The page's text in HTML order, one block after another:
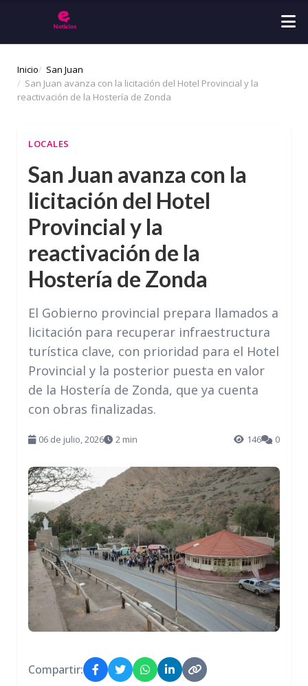
Inicio
San Juan
San Juan avanza con la licitación del Hotel Provincial y la
reactivación de la Hostería de Zonda
LOCALES
San Juan avanza con la
licitación del Hotel
Provincial y la
reactivación de la
Hostería de Zonda
El Gobierno provincial prepara llamados a
licitación para recuperar infraestructura
turística clave, con prioridad para el Hotel
Provincial y la posterior puesta en valor
de la Hostería de Zonda, que ya cuenta
con obras finalizadas.
06 de julio, 2026 2 min 146 0
Compartir: